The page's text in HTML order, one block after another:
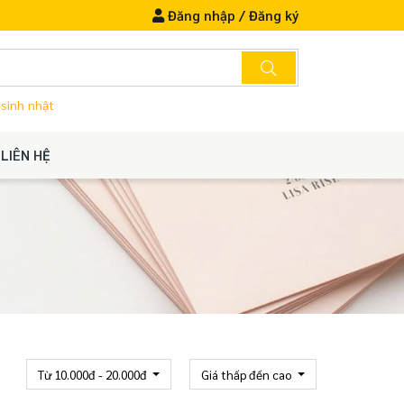
Đăng nhập / Đăng ký
nhật
LIÊN HỆ
Từ 10.000đ - 20.000đ Giá thấp đến cao